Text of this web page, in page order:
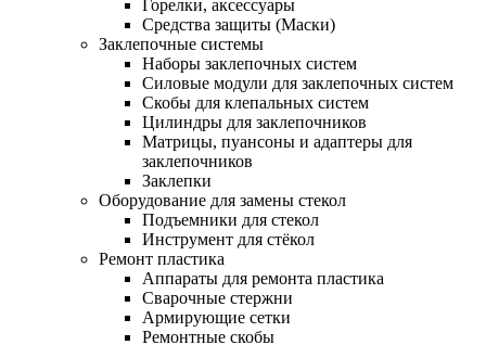
Горелки, аксессуары
Средства защиты (Маски)
Заклепочные системы
Наборы заклепочных систем
Силовые модули для заклепочных систем
Скобы для клепальных систем
Цилиндры для заклепочников
Матрицы, пуансоны и адаптеры для
заклепочников
Заклепки
Оборудование для замены стекол
Подъемники для стекол
Инструмент для стёкол
Ремонт пластика
Аппараты для ремонта пластика
Сварочные стержни
Армирующие сетки
Ремонтные скобы